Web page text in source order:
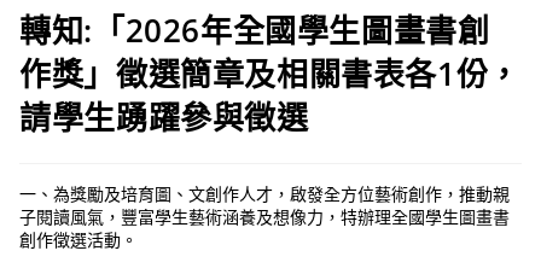
轉知:「2026年全國學生圖畫書創
作獎」徵選簡章及相關書表各1份，
請學生踴躍參與徵選
一、為獎勵及培育圖、文創作人才，啟發全方位藝術創作，推動親
子閱讀風氣，豐富學生藝術涵養及想像力，特辦理全國學生圖畫書
創作徵選活動。